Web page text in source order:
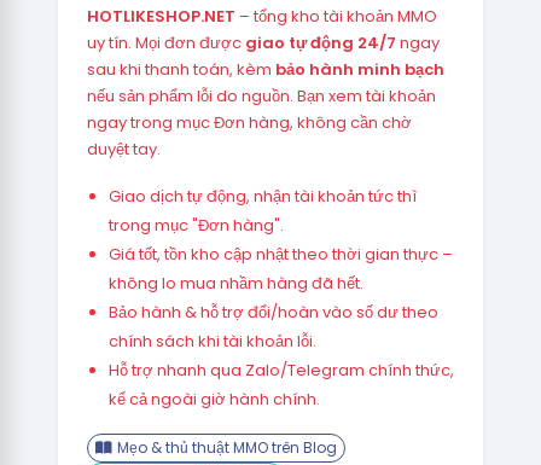
HOTLIKESHOP.NET – tổng kho tài khoản MMO
uy tín. Mọi đơn được giao tự động 24/7 ngay
sau khi thanh toán, kèm bảo hành minh bạch
nếu sản phẩm lỗi do nguồn. Bạn xem tài khoản
ngay trong mục Đơn hàng, không cần chờ
duyệt tay.
Giao dịch tự động, nhận tài khoản tức thì
trong mục "Đơn hàng".
Giá tốt, tồn kho cập nhật theo thời gian thực –
không lo mua nhầm hàng đã hết.
Bảo hành & hỗ trợ đổi/hoàn vào số dư theo
chính sách khi tài khoản lỗi.
Hỗ trợ nhanh qua Zalo/Telegram chính thức,
kể cả ngoài giờ hành chính.
Mẹo & thủ thuật MMO trên Blog